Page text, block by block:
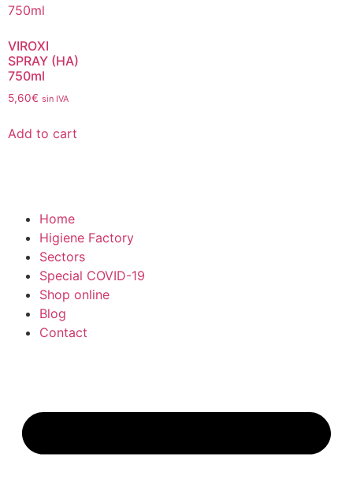
VIROXI
SPRAY (HA)
750ml
5,60€ sin IVA
Add to cart
Home
Higiene Factory
Sectors
Special COVID-19
Shop online
Blog
Contact